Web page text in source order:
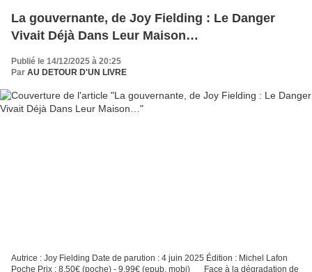
La gouvernante, de Joy Fielding : Le Danger
Vivait Déjà Dans Leur Maison…
Publié le 14/12/2025 à 20:25
Par AU DETOUR D'UN LIVRE
Autrice : Joy Fielding Date de parution : 4 juin 2025 Édition : Michel Lafon
Poche Prix : 8.50€ (poche) - 9.99€ (epub, mobi) __ Face à la dégradation de